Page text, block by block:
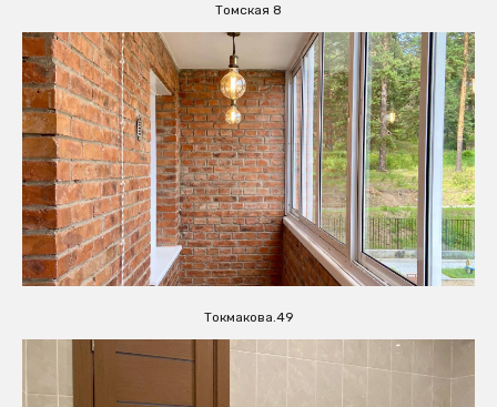
Томская 8
Токмакова.49